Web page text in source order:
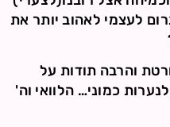
לעצמי לאהוב יותר את
והרבה תודות על
כמוני… הלוואי וה'